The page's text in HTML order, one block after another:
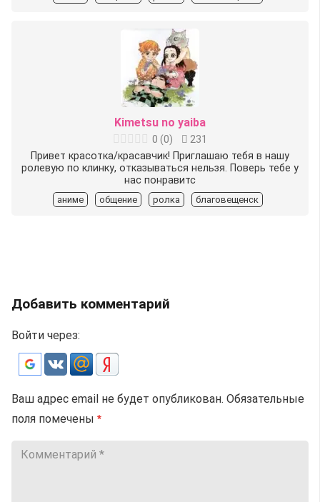
Kimetsu no yaiba
0 (0)
231
Привет красотка/красавчик! Приглашаю тебя в нашу
ролевую по клинку, отказываться нельзя. Поверь тебе у
нас понравитс
аниме общение ролка благовещенск
Добавить комментарий
Войти через:
Ваш адрес email не будет опубликован. Обязательные
поля помечены *